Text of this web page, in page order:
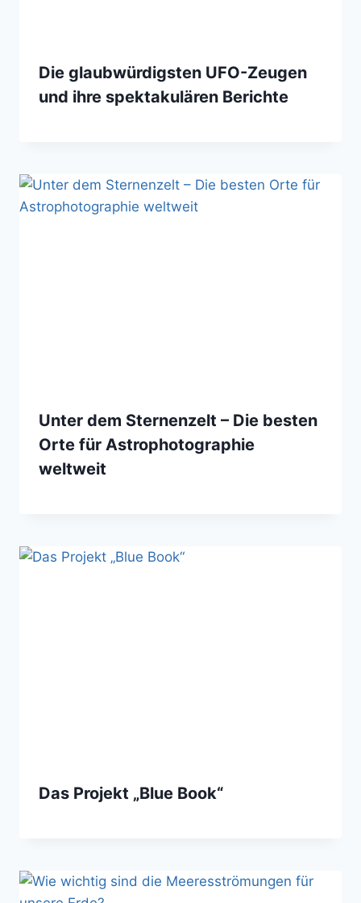
Die glaubwürdigsten UFO-Zeugen
und ihre spektakulären Berichte
Unter dem Sternenzelt – Die besten
Orte für Astrophotographie
weltweit
Das Projekt „Blue Book“